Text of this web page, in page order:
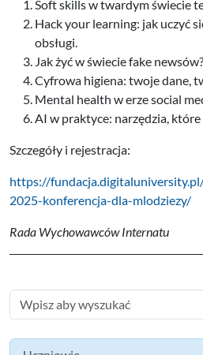
Soft skills w twardym świecie
Hack your learning: jak uczyć
obsługi.
Jak żyć w świecie fake newsów?
Cyfrowa higiena: twoje dane,
Mental health w erze social
AI w praktyce: narzędzia,
Szczegóły i rejestracja:
https://
2025-konferencja-dla-mlodziezy/
Rada Wychowawców Internatu